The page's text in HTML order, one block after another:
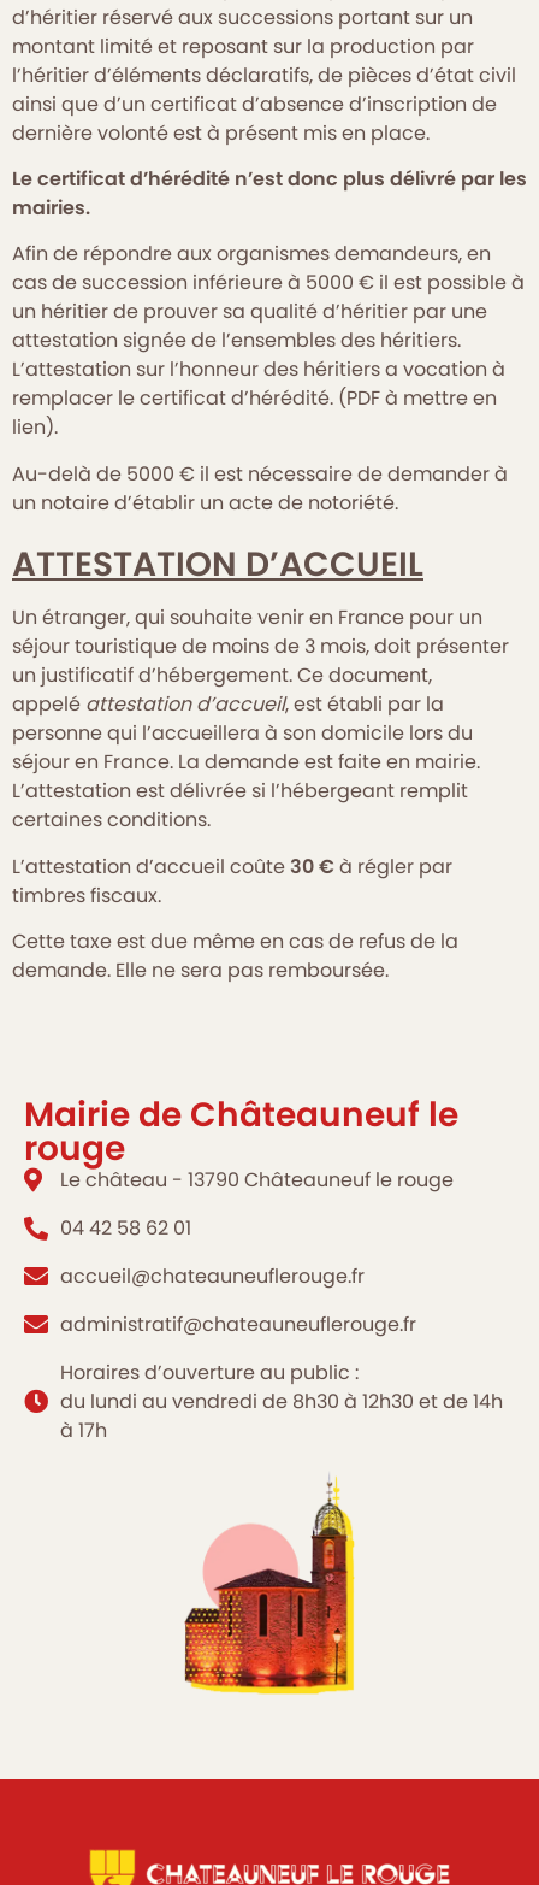
d’héritier réservé aux successions portant sur un
montant limité et reposant sur la production par
l’héritier d’éléments déclaratifs, de pièces d’état civil
ainsi que d’un certificat d’absence d’inscription de
dernière volonté est à présent mis en place.
Le certificat d’hérédité n’est donc plus délivré par les
mairies.
Afin de répondre aux organismes demandeurs, en
cas de succession inférieure à 5000 € il est possible à
un héritier de prouver sa qualité d’héritier par une
attestation signée de l’ensembles des héritiers.
L’attestation sur l’honneur des héritiers a vocation à
remplacer le certificat d’hérédité. (PDF à mettre en
lien).
Au-delà de 5000 € il est nécessaire de demander à
un notaire d’établir un acte de notoriété.
ATTESTATION D’ACCUEIL
Un étranger, qui souhaite venir en France pour un
séjour touristique de moins de 3 mois, doit présenter
un justificatif d’hébergement. Ce document,
appelé attestation d’accueil, est établi par la
personne qui l’accueillera à son domicile lors du
séjour en France. La demande est faite en mairie.
L’attestation est délivrée si l’hébergeant remplit
certaines conditions.
L’attestation d’accueil coûte 30 € à régler par
timbres fiscaux.
Cette taxe est due même en cas de refus de la
demande. Elle ne sera pas remboursée.
Mairie de Châteauneuf le
rouge
Le château - 13790 Châteauneuf le rouge
04 42 58 62 01
accueil@chateauneuflerouge.fr
administratif@chateauneuflerouge.fr
Horaires d’ouverture au public :
du lundi au vendredi de 8h30 à 12h30 et de 14h
à 17h